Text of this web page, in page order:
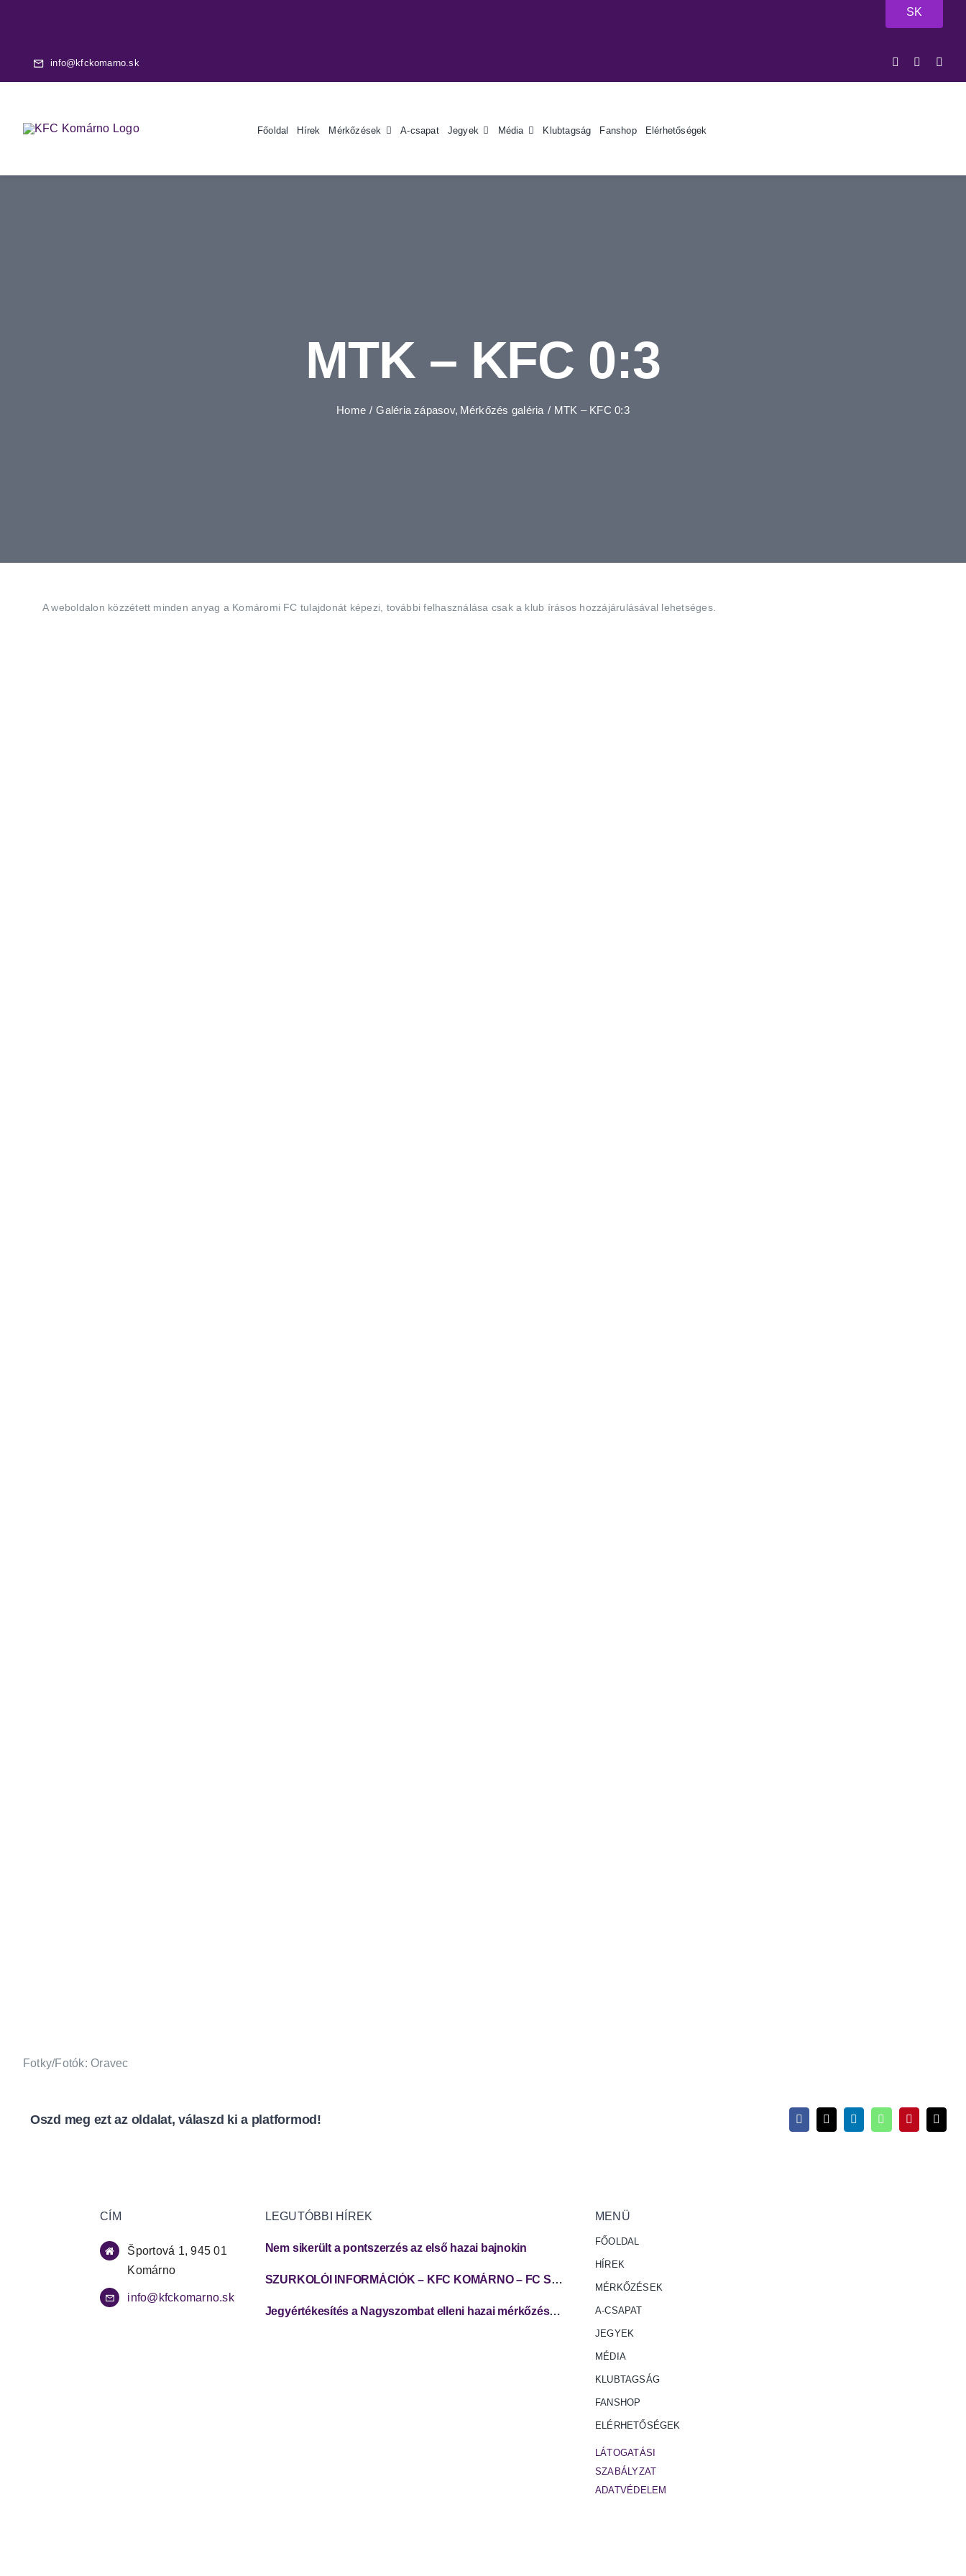
SK
info@kfckomarno.sk
Főoldal Hírek Mérkőzések A-csapat Jegyek Média Klubtagság Fanshop Elérhetőségek
MTK – KFC 0:3
Home Galéria zápasov Mérkőzés galéria MTK – KFC 0:3
A weboldalon közzétett minden anyag a Komáromi FC tulajdonát képezi, további felhasználása csak a klub írásos hozzájárulásával lehetséges.
Fotky/Fotók: Oravec
Oszd meg ezt az oldalat, válaszd ki a platformod!
CÍM
Športová 1, 945 01
Komárno
info@kfckomarno.sk
LEGUTÓBBI HÍREK
Nem sikerült a pontszerzés az első hazai bajnokin
SZURKOLÓI INFORMÁCIÓK – KFC KOMÁRNO – FC SPARTAK TRNAVA
Jegyértékesítés a Nagyszombat elleni hazai mérkőzésünkre
MENÜ
FŐOLDAL
HÍREK
MÉRKŐZÉSEK
A-CSAPAT
JEGYEK
MÉDIA
KLUBTAGSÁG
FANSHOP
ELÉRHETŐSÉGEK
LÁTOGATÁSI
SZABÁLYZAT
ADATVÉDELEM